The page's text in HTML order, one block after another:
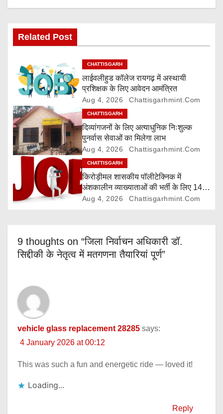
i
g
a
t
i
o
n
Related Post
CHATTISGARH
लाईवलीहुड कॉलेज रायगढ़ में अस्थायी
प्रशिक्षक के लिए आवेदन आमंत्रित
Aug 4, 2026 Chattisgarhmint.com
CHATTISGARH
दिव्यांगजनों के लिए अत्याधुनिक निःशुल्क
पुनर्वास सेवाओं का मिलेगा लाभ
Aug 4, 2026 Chattisgarhmint.com
CHATTISGARH
किरोड़ीमल शासकीय पॉलीटेक्निक में
अंशकालीन व्याख्याताओं की भर्ती के लिए 14
अगस्त तक आवेदन आमंत्रित
Aug 4, 2026 Chattisgarhmint.com
9 thoughts on “जिला निर्वाचन अधिकारी डॉ.
सिद्दीकी के नेतृत्व में मतगणना तैयारियां पूर्ण”
vehicle glass replacement 28285 says:
4 January 2026 at 00:12
This was such a fun and energetic ride — loved it!
Loading...
Reply